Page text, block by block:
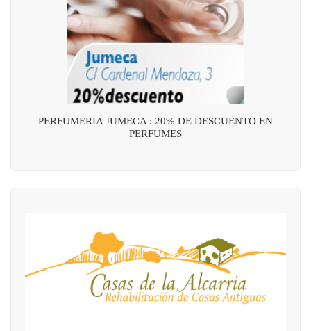
PERFUMERIA JUMECA : 20% DE DESCUENTO EN
PERFUMES